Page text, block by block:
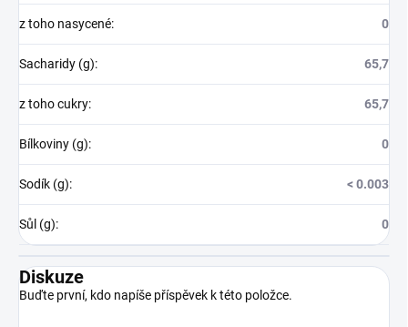
z toho nasycené: 0
Sacharidy (g): 65,7
z toho cukry: 65,7
Bílkoviny (g): 0
Sodík (g): < 0.003
Sůl (g): 0
Diskuze
Buďte první, kdo napíše příspěvek k této položce.